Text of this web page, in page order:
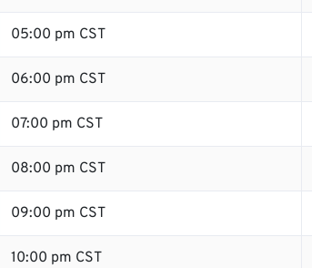
05:00 pm CST
06:00 pm CST
07:00 pm CST
08:00 pm CST
09:00 pm CST
10:00 pm CST